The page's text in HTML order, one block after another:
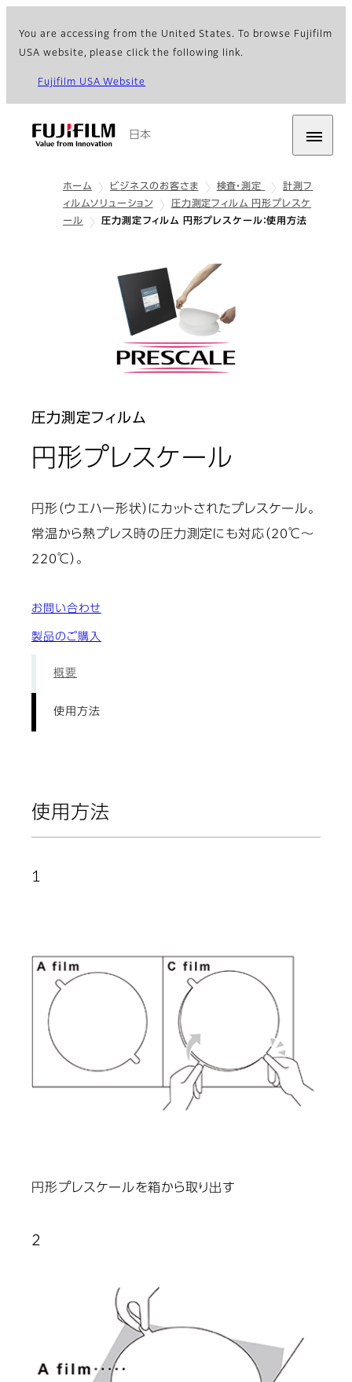
You are accessing from the United States. To browse Fujifilm
USA website, please click the following link.
Fujifilm USA Website
日本
ホーム ビジネスのお客さま 検査・測定
計測フ
ィルムソリューション
圧力測定フィルム 円形プレスケ
ール
圧力測定フィルム 円形プレスケール：使用方法
圧力測定フィルム
円形プレスケール
円形（ウエハー形状）にカットされたプレスケール。
常温から熱プレス時の圧力測定にも対応（20℃～
220℃）。
お問い合わせ
製品のご購入
概要
使用方法
使用方法
1
円形プレスケールを箱から取り出す
2